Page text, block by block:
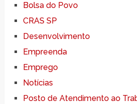
Bolsa do Povo
CRAS SP
Desenvolvimento
Empreenda
Emprego
Notícias
Posto de Atendimento ao